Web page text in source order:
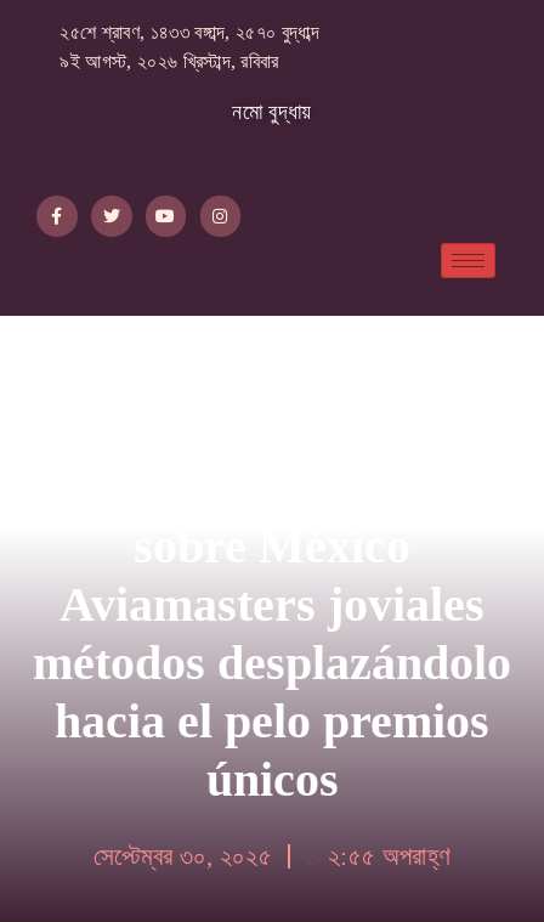
২৫শে শ্রাবণ, ১৪৩৩ বঙ্গাব্দ, ২৫৭০ বুদ্ধাব্দ
৯ই আগস্ট, ২০২৬ খ্রিস্টাব্দ, রবিবার
নমো বুদ্ধায়
Aviamasters joviales
métodos desplazándolo
hacia el pelo premios
únicos
সেপ্টেম্বর ৩০, ২০২৫ ২:৫৫ অপরাহ্ণ